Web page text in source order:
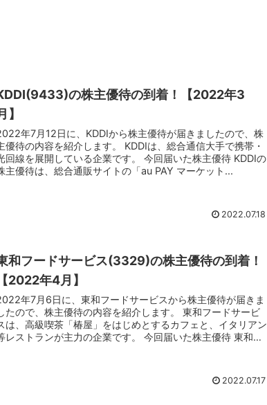
の株主優待の到着！【2022年3
】
年7月12日に、KDDIから株主優待が届きましたので、株
優待の内容を紹介します。 KDDIは、総合通信大手で携帯・
回線を展開している企業です。 今回届いた株主優待 KDDIの
主優待は、総合通販サイトの「au PAY マーケット...
2022.07.18
和フードサービス(3329)の株主優待の到着！
2022年4月】
年7月6日に、東和フードサービスから株主優待が届きま
たので、株主優待の内容を紹介します。 東和フードサービ
は、高級喫茶「椿屋」をはじめとするカフェと、イタリアン
レストランが主力の企業です。 今回届いた株主優待 東和フ
2022.07.17